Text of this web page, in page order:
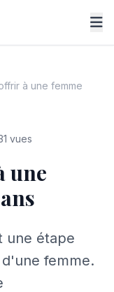
à une femme
vues
une
une étape
femme.